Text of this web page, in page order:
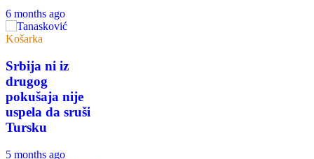
6 months ago
Košarka
Srbija ni iz
drugog
pokušaja nije
uspela da sruši
Tursku
5 months ago